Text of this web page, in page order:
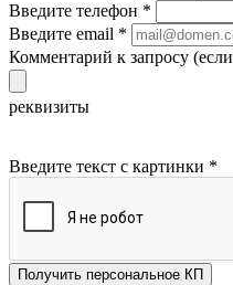
Введите телефон *
Введите email *
Комментарий к запросу (если
реквизиты
Введите текст с картинки *
Получить персональное КП